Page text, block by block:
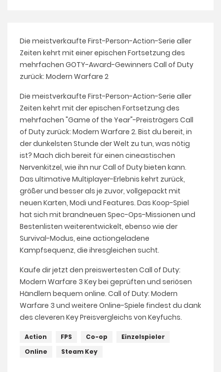
Die meistverkaufte First-Person-Action-Serie aller
Zeiten kehrt mit einer epischen Fortsetzung des
mehrfachen GOTY-Award-Gewinners Call of Duty
zurück: Modern Warfare 2
Die meistverkaufte First-Person-Action-Serie aller
Zeiten kehrt mit der epischen Fortsetzung des
mehrfachen "Game of the Year"-Preisträgers Call
of Duty zurück: Modern Warfare 2. Bist du bereit, in
der dunkelsten Stunde der Welt zu tun, was nötig
ist? Mach dich bereit für einen cineastischen
Nervenkitzel, wie ihn nur Call of Duty bieten kann.
Das ultimative Multiplayer-Erlebnis kehrt zurück,
größer und besser als je zuvor, vollgepackt mit
neuen Karten, Modi und Features. Das Koop-Spiel
hat sich mit brandneuen Spec-Ops-Missionen und
Bestenlisten weiterentwickelt, ebenso wie der
Survival-Modus, eine actiongeladene
Kampfsequenz, die ihresgleichen sucht.
Kaufe dir jetzt den preiswertesten Call of Duty:
Modern Warfare 3 Key bei geprüften und seriösen
Händlern bequem online. Call of Duty: Modern
Warfare 3 und weitere Online-Spiele findest du dank
des cleveren Key Preisvergleichs von Keyfuchs.
Action FPS Co-op
Einzelspieler
Online
Steam Key